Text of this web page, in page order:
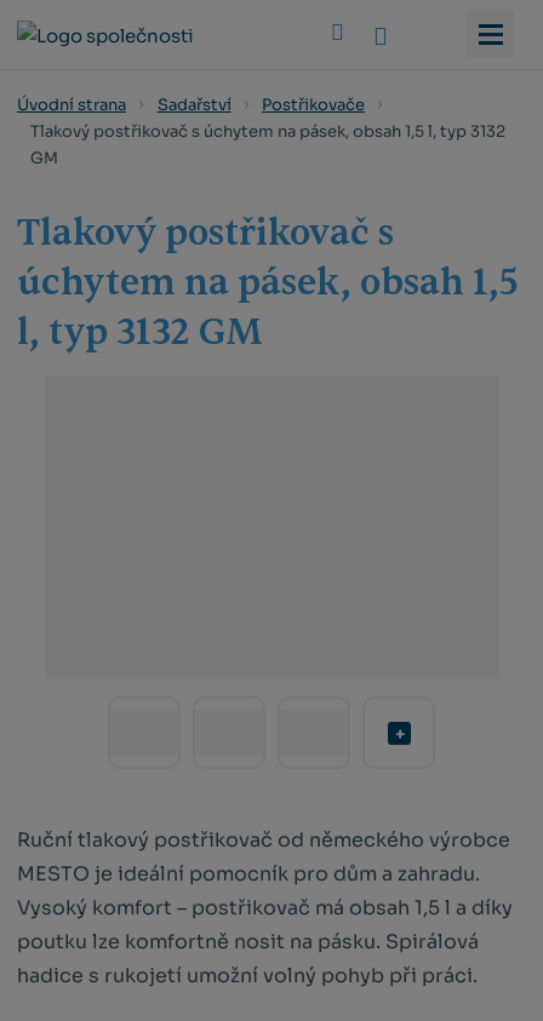
Úvodní strana Sadařství
Postřikovače
Tlakový postřikovač s úchytem na pásek, obsah 1,5 l, typ 3132
GM
Tlakový postřikovač s
úchytem na pásek, obsah 1,5
l, typ 3132 GM
Ruční tlakový postřikovač od německého výrobce
MESTO je ideální pomocník pro dům a zahradu.
Vysoký komfort – postřikovač má obsah 1,5 l a díky
poutku lze komfortně nosit na pásku. Spirálová
hadice s rukojetí umožní volný pohyb při práci.